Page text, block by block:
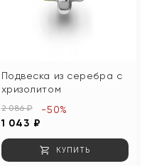
Подвеска из серебра с
хризолитом
2 086 ₽
1 043 ₽
-50%
КУПИТЬ